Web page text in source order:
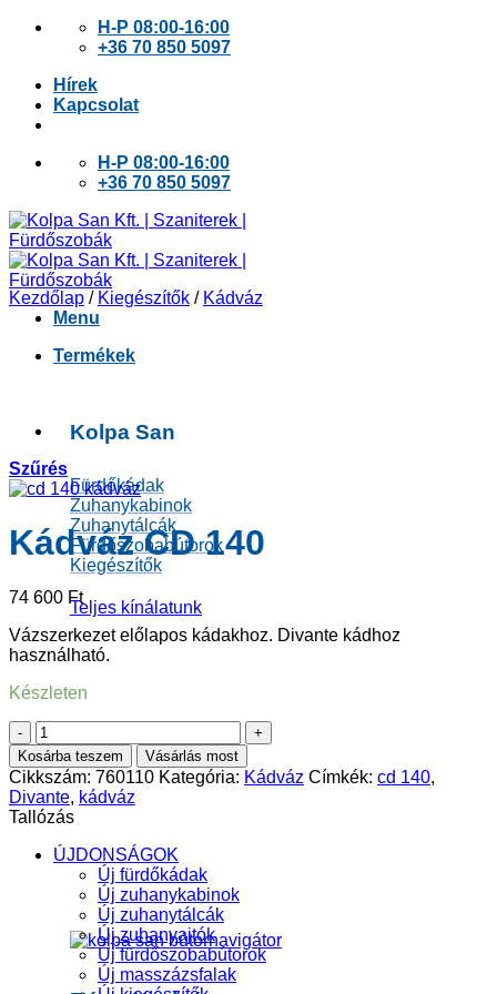
Skip
H-P 08:00-16:00
+36 70 850 5097
Hírek
Kapcsolat
H-P 08:00-16:00
+36 70 850 5097
Menu
Termékek
Kolpa San
Fürdőkádak
Zuhanykabinok
Zuhanytálcák
Fürdőszobabútorok
Kiegészítők
Teljes kínálatunk
Kezdőlap / Kiegészítők / Kádváz
Szűrés
Kádváz CD 140
74 600 Ft
Vázszerkezet előlapos kádakhoz. Divante kádhoz
használható.
Készleten
Kádváz
CD
140
mennyiség
Kosárba teszem Vásárlás most
Cikkszám: 760110 Kategória: Kádváz Címkék: cd 140,
Divante, kádváz
Tallózás
ÚJDONSÁGOK
Új fürdőkádak
Új zuhanykabinok
Új zuhanytálcák
Új zuhanyajtók
Új fürdőszobabútorok
Új masszázsfalak